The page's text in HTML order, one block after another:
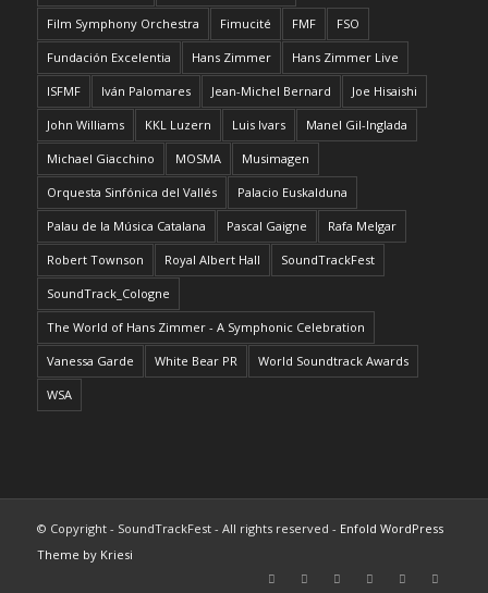
Film Symphony Orchestra Fimucité FMF FSO
Fundación Excelentia Hans Zimmer Hans Zimmer Live
ISFMF Iván Palomares Jean-Michel Bernard Joe Hisaishi
John Williams KKL Luzern Luis Ivars Manel Gil-Inglada
Michael Giacchino MOSMA Musimagen
Orquesta Sinfónica del Vallés Palacio Euskalduna
Palau de la Música Catalana Pascal Gaigne Rafa Melgar
Robert Townson Royal Albert Hall SoundTrackFest
SoundTrack_Cologne
The World of Hans Zimmer - A Symphonic Celebration
Vanessa Garde White Bear PR World Soundtrack Awards
WSA
© Copyright - SoundTrackFest - All rights reserved - Enfold WordPress
Theme by Kriesi